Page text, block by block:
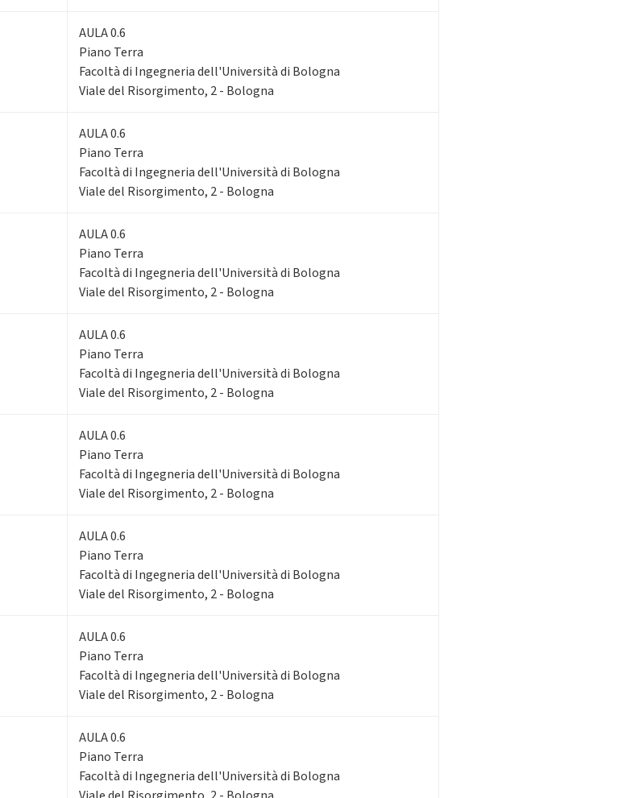
AULA 0.6
Piano Terra
Facoltà di Ingegneria dell'Università di Bologna
Viale del Risorgimento, 2 - Bologna
AULA 0.6
Piano Terra
Facoltà di Ingegneria dell'Università di Bologna
Viale del Risorgimento, 2 - Bologna
AULA 0.6
Piano Terra
Facoltà di Ingegneria dell'Università di Bologna
Viale del Risorgimento, 2 - Bologna
AULA 0.6
Piano Terra
Facoltà di Ingegneria dell'Università di Bologna
Viale del Risorgimento, 2 - Bologna
AULA 0.6
Piano Terra
Facoltà di Ingegneria dell'Università di Bologna
Viale del Risorgimento, 2 - Bologna
AULA 0.6
Piano Terra
Facoltà di Ingegneria dell'Università di Bologna
Viale del Risorgimento, 2 - Bologna
AULA 0.6
Piano Terra
Facoltà di Ingegneria dell'Università di Bologna
Viale del Risorgimento, 2 - Bologna
AULA 0.6
Piano Terra
Facoltà di Ingegneria dell'Università di Bologna